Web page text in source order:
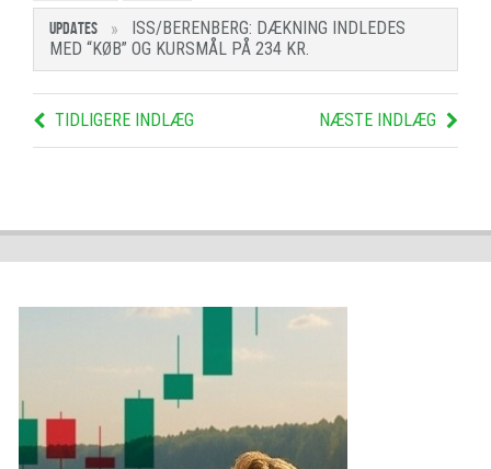
UPDATES
ISS/BERENBERG: DÆKNING INDLEDES
MED “KØB” OG KURSMÅL PÅ 234 KR.
TIDLIGERE INDLÆG NÆSTE INDLÆG